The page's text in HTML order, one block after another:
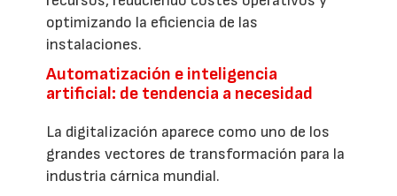
optimizando la eficiencia de las
instalaciones.
Automatización e inteligencia
artificial: de tendencia a necesidad
La digitalización aparece como uno de los
grandes vectores de transformación para la
industria cárnica mundial.